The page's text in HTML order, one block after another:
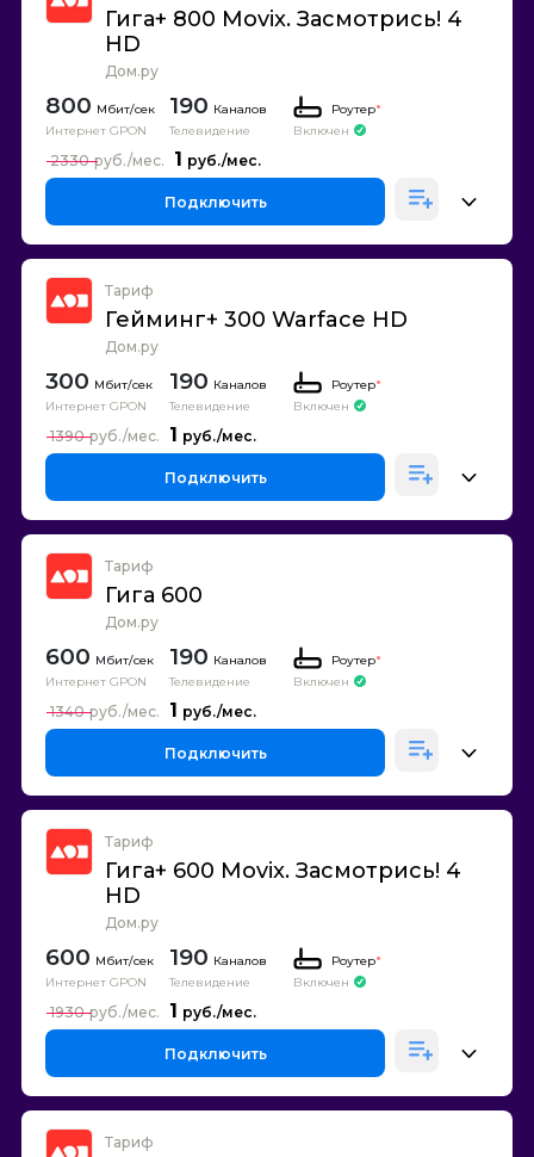
Гига+ 800 Movix. Засмотрись! 4
HD
Дом.ру
800
Интернет GPON
190 Каналов
Телевидение
Роутер*
Включен
1
2330
Подключить
Тариф
Гейминг+ 300 Warface HD
Дом.ру
300
Интернет GPON
190 Каналов
Телевидение
Роутер*
Включен
1
1390
Подключить
Тариф
Гига 600
Дом.ру
600
Интернет GPON
190 Каналов
Телевидение
Роутер*
Включен
1
1340
Подключить
Тариф
Гига+ 600 Movix. Засмотрись! 4
HD
Дом.ру
600
Интернет GPON
190 Каналов
Телевидение
Роутер*
Включен
1
1930
Подключить
Тариф